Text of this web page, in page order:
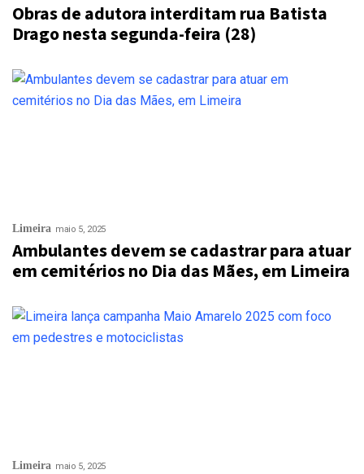
Obras de adutora interditam rua Batista
Drago nesta segunda-feira (28)
Limeira maio 5, 2025
Ambulantes devem se cadastrar para atuar
em cemitérios no Dia das Mães, em Limeira
Limeira maio 5, 2025